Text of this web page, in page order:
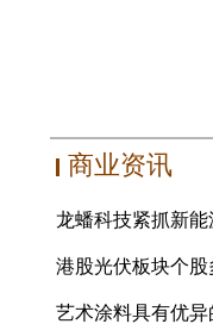
商业资讯